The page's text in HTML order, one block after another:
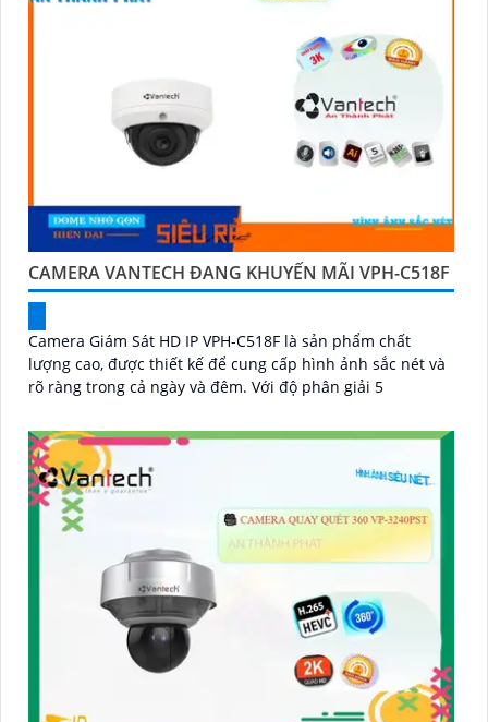
CAMERA VANTECH ĐANG KHUYẾN MÃI VPH-C518F
Camera Giám Sát HD IP VPH-C518F là sản phẩm chất
lượng cao, được thiết kế để cung cấp hình ảnh sắc nét và
rõ ràng trong cả ngày và đêm. Với độ phân giải 5